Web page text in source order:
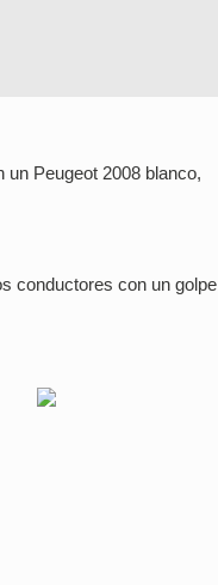
Peugeot 2008 blanco,
conductores con un golpe